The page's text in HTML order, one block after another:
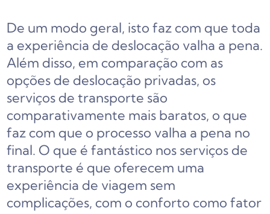
De um modo geral, isto faz com que toda
a experiência de deslocação valha a pena.
Além disso, em comparação com as
opções de deslocação privadas, os
serviços de transporte são
comparativamente mais baratos, o que
faz com que o processo valha a pena no
final. O que é fantástico nos serviços de
transporte é que oferecem uma
experiência de viagem sem
complicações, com o conforto como fator